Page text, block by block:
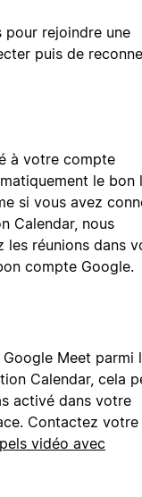
pour rejoindre une
puis de
à votre compte
le bon
si vous avez
Calendar, nous
les réunions dans
compte Google.
Meet parmi
Calendar, cela
activé dans votre
Contactez votre
vidéo avec